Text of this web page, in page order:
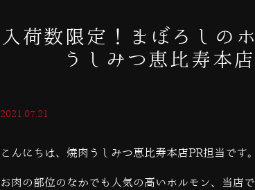
入荷数限定！まぼろしの
うしみつ恵比寿本
2021.07.21
こんにちは、焼肉うしみつ恵比寿本店PR担当です。
お肉の部位のなかでも人気の高いホルモン、当店で